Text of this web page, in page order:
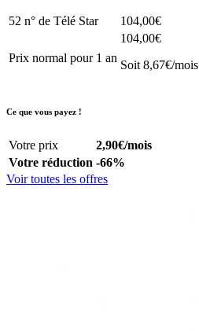
52 n° de Télé Star 104,00€
Prix normal pour 1 an
104,00€
Soit 8,67€/mois
Ce que vous payez !
Votre prix 2,90€/mois
Votre réduction -66%
Voir toutes les offres